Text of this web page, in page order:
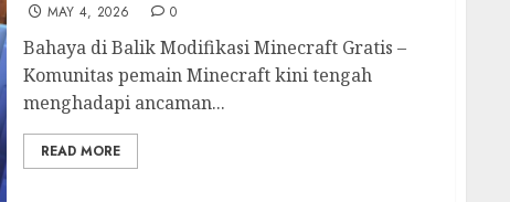
MAY 4, 2026 0
Bahaya di Balik Modifikasi Minecraft Gratis –
Komunitas pemain Minecraft kini tengah
menghadapi ancaman...
READ MORE